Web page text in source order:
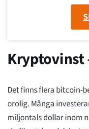
Det finns flera bitcoin-
orolig. Många
miljontals dollar inom